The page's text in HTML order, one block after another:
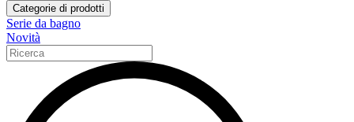
Categorie di prodotti
Serie da bagno
Novità